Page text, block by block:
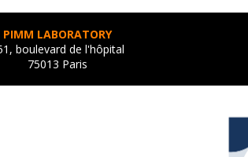
PIMM LABORATORY
boulevard de l'hôpital
75013 Paris